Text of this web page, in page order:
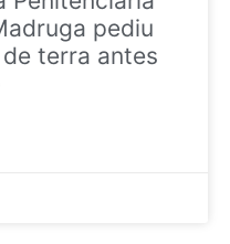
pediu
terra antes